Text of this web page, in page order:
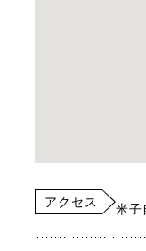
アクセス 米子